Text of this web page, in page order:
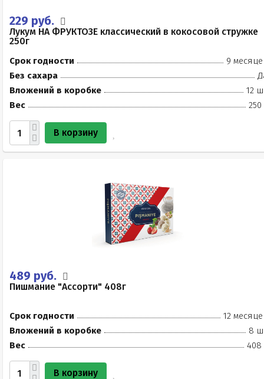
229 руб.
Лукум НА ФРУКТОЗЕ классический в кокосовой стружке
250г
Срок годности
9
Без сахара
Вложений в коробке
12
Вес
250
В корзину
489 руб.
Пишмание "Ассорти" 408г
Срок годности
12
Вложений в коробке
8
Вес
408
В корзину